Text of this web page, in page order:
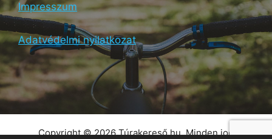
Impresszum
Adatvédelmi nyilatkozat
Copyright © 2026 Túrakereső.hu. Minden jog